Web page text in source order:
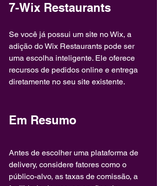
7-Wix Restaurants
Se você já possui um site no Wix, a
adição do Wix Restaurants pode ser
uma escolha inteligente. Ele oferece
recursos de pedidos online e entrega
diretamente no seu site existente.
Em Resumo
Antes de escolher uma plataforma de
delivery, considere fatores como o
público-alvo, as taxas de comissão, a